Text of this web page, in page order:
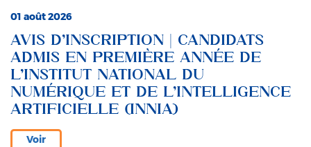
01 août 2026
AVIS D’INSCRIPTION | CANDIDATS
ADMIS EN PREMIÈRE ANNÉE DE
L’INSTITUT NATIONAL DU
NUMÉRIQUE ET DE L’INTELLIGENCE
ARTIFICIELLE (INNIA)
Voir